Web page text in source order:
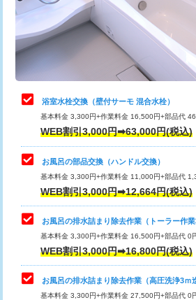
桝清掃
止水・漏水調査・防水処理・清掃・修
理・調整・分解・加工など（軽作業）
止水・漏水調査・防水処理・清掃・修
理・調整・分解・加工など（中作業）
止水・漏水調査・防水処理・清掃・修
理・調整・分解・加工など（重作業）
トイレタンク脱着
トイレ便器脱着
タンクレストイレ脱着
小便器トイレ脱着
その他部品の脱着
浴室水栓交換（壁付サーモ 混合水栓）
基本料金 3,300円+作業料金 16,500円+部品代
WEB割引3,000円➡63,000円(税込)
お風呂の部品交換（ハンドル交換）
基本料金 3,300円+作業料金 11,000円+部品代
WEB割引3,000円➡12,664円(税込)
お風呂の排水詰まり除去作業（トーラー作業
基本料金 3,300円+作業料金 16,500円+部品代 0
WEB割引3,000円➡16,800円(税込)
お風呂の排水詰まり除去作業（高圧洗浄3ｍ
基本料金 3,300円+作業料金 27,500円+部品代 0